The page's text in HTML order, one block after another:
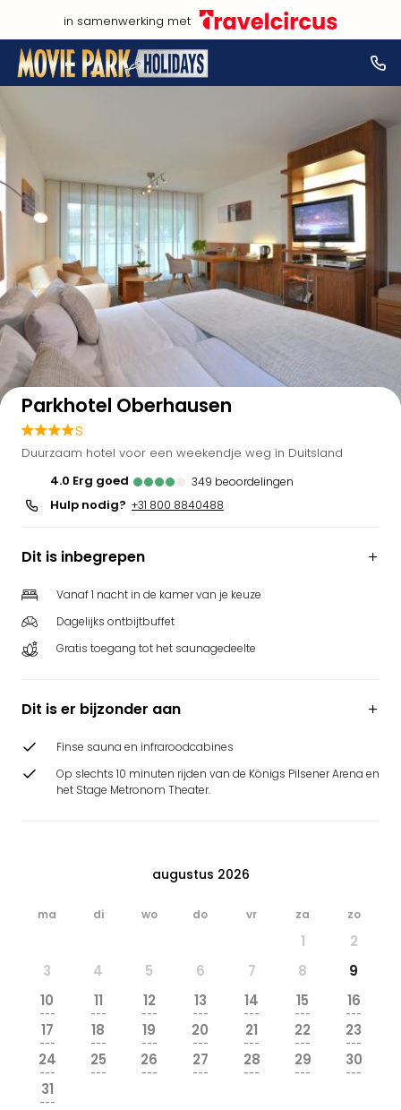
in samenwerking met
Bekijk op kaart
Parkhotel Oberhausen
s
Duurzaam hotel voor een weekendje weg in Duitsland
4.0
erg goed 349 beoordelingen
Hulp nodig? +31 800 8840488
Dit is inbegrepen
Vanaf 1 nacht in de kamer van je keuze
Dagelijks ontbijtbuffet
Gratis toegang tot het saunagedeelte
Dit is er bijzonder aan
Finse sauna en infraroodcabines
Op slechts 10 minuten rijden van de Königs Pilsener Arena en
het Stage Metronom Theater.
augustus 2026
ma di wo do vr za zo
1
2
3
4 5 6 7 8
9
10
---
11
---
12
---
13
---
14
---
15
---
16
---
17
---
18
---
19
---
20
---
21
---
22
---
23
---
24
---
25
---
26
---
27
---
28
---
29
---
30
---
31
---